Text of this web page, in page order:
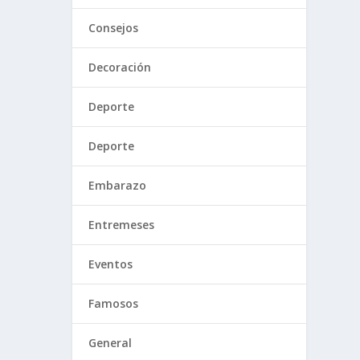
Consejos
Decoración
Deporte
Deporte
Embarazo
Entremeses
Eventos
Famosos
General